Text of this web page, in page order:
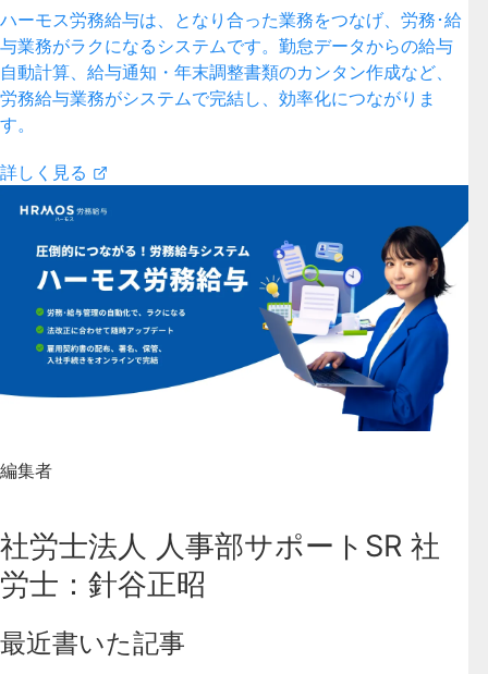
ハーモス労務給与は、となり合った業務をつなげ、労務･給
与業務がラクになるシステムです。勤怠データからの給与
自動計算、給与通知・年末調整書類のカンタン作成など、
労務給与業務がシステムで完結し、効率化につながりま
す。
詳しく見る
編集者
社労士法人 人事部サポートSR 社
労士：針谷正昭
最近書いた記事